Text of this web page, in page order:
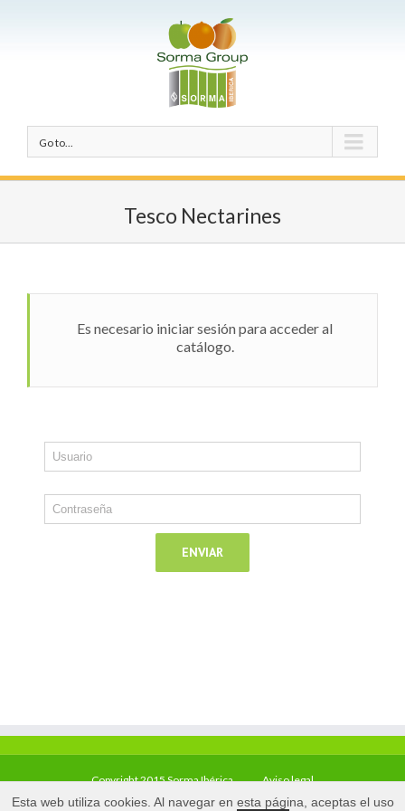
Go to...
Tesco Nectarines
Es necesario iniciar sesión para acceder al
catálogo.
Copyright 2015 Sorma Ibérica Aviso legal
Esta web utiliza cookies. Al navegar en esta página, aceptas el uso